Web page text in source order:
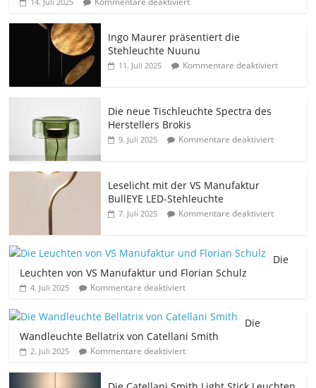
Ingo Maurer präsentiert die
Stehleuchte Nuunu
11. Juli 2025 Kommentare deaktiviert
Die neue Tischleuchte Spectra des
Herstellers Brokis
9. Juli 2025 Kommentare deaktiviert
Leselicht mit der VS Manufaktur
BullEYE LED-Stehleuchte
7. Juli 2025 Kommentare deaktiviert
Die
Leuchten von VS Manufaktur und Florian Schulz
4. Juli 2025 Kommentare deaktiviert
Die
Wandleuchte Bellatrix von Catellani Smith
2. Juli 2025 Kommentare deaktiviert